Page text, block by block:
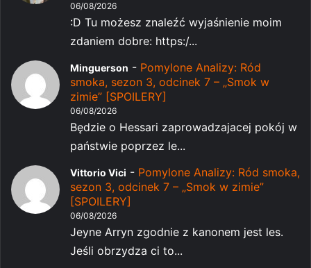
06/08/2026
:D Tu możesz znaleźć wyjaśnienie moim
zdaniem dobre: https:/...
Minguerson - Pomylone Analizy: Ród
smoka, sezon 3, odcinek 7 – „Smok w
zimie” [SPOILERY]
06/08/2026
Będzie o Hessari zaprowadzajacej pokój w
państwie poprzez le...
Vittorio Vici - Pomylone Analizy: Ród smoka,
sezon 3, odcinek 7 – „Smok w zimie”
[SPOILERY]
06/08/2026
Jeyne Arryn zgodnie z kanonem jest les.
Jeśli obrzydza ci to...